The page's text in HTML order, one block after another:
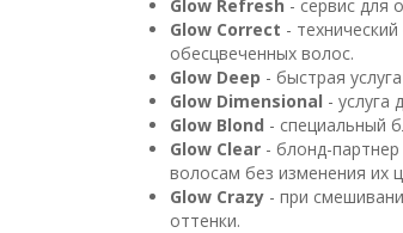
Glow Refresh - сервис для
Glow Correct -
обесцвеченных волос.
Glow Deep - быстрая
Glow Dimensional - услуга
Glow Blond - специальный
Glow Clear - блонд-
волосам без изменения их
Glow Crazy - при
оттенки.